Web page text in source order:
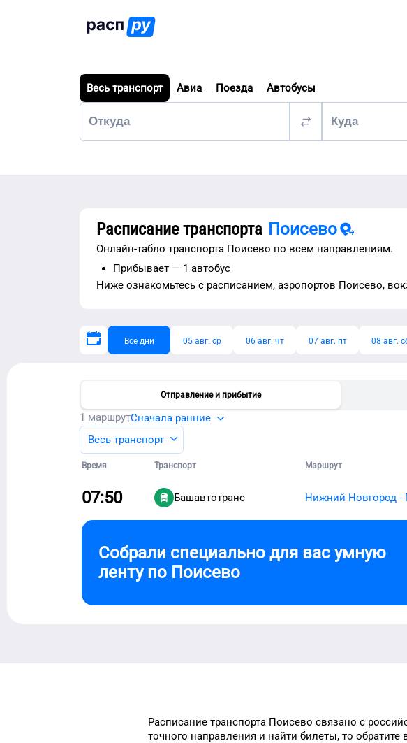
Весь транспорт Авиа Поезда Автобусы
Расписание транспорта Поисево
Онлайн-табло транспорта Поисево по всем направлениям.
Прибывает — 1 автобус
Ниже ознакомьтесь с расписанием, аэропортов Поисево,
Все дни 05 авг. ср 06 авг. чт 07 авг. пт 08 авг.
Отправление и прибытие
1 маршрутСначала ранние
Весь транспорт
Время Транспорт Маршрут
07:50 Башавтотранс Нижний Новгород -
Собрали специально для вас умную
ленту по Поисево
Расписание транспорта Поисево связано с
точного направления и найти билеты, то обратите